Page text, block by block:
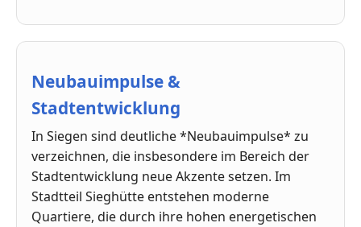
Neubauimpulse &
Stadtentwicklung
In Siegen sind deutliche *Neubauimpulse* zu
verzeichnen, die insbesondere im Bereich der
Stadtentwicklung neue Akzente setzen. Im
Stadtteil Sieghütte entstehen moderne
Quartiere, die durch ihre hohen energetischen